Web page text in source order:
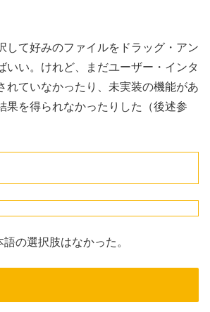
して好みのファイルをドラッグ・アン
いい。けれど、まだユーザー・インタ
れていなかったり、未実装の機能があ
果を得られなかったりした（後述参
の選択肢はなかった。